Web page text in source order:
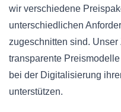
wir verschiedene
unterschiedlichen
zugeschnitten sind.
transparente
bei der Digitalisierung
unterstützen.